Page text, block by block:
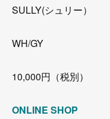
SULLY(シュリー）
WH/GY
10,000円（税別）
ONLINE SHOP